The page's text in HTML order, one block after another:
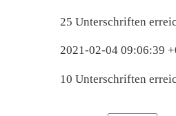
25 Unterschriften
2021-02-04 09:06:39
10 Unterschriften